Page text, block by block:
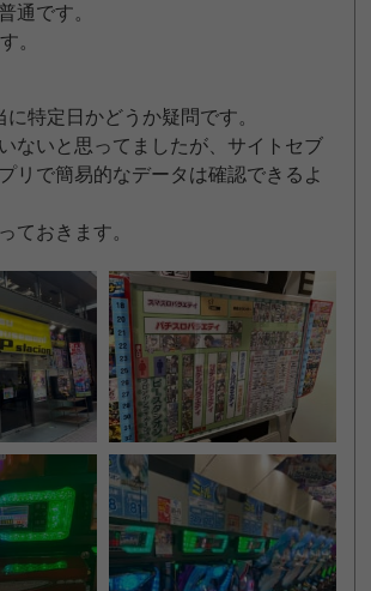
通です。
。
特定日かどうか疑問です。
ないと思ってましたが、サイトセブ
リで簡易的なデータは確認できるよ
ておきます。